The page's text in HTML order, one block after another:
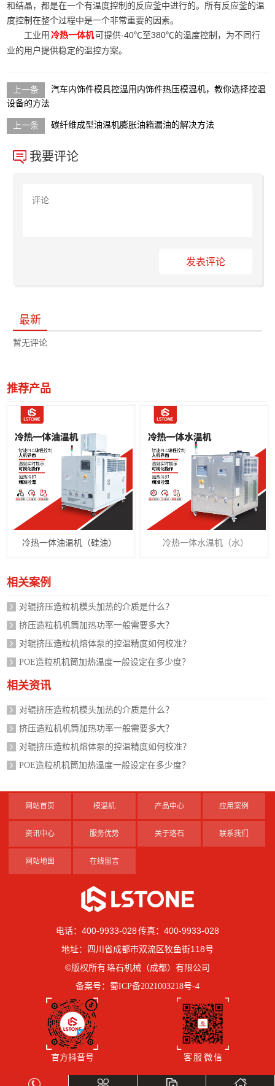
和结晶，都是在一个有温度控制的反应釜中进行的。所有反应釜的温
度控制在整个过程中是一个非常重要的因素。
工业用 冷热一体机可提供-40℃至380℃的温度控制，为不同行
业的用户提供稳定的温控方案。
汽车内饰件模具控温用内饰件热压模温机，教你选择控温
设备的方法
碳纤维成型油温机膨胀油箱漏油的解决方法
我要评论
发表评论
最新
暂无评论
推荐产品
冷热一体油温机（硅油） 冷热一体水温机（水）
相关案例
对辊挤压造粒机模头加热的介质是什么？
挤压造粒机机筒加热功率一般需要多大？
对辊挤压造粒机熔体泵的控温精度如何校准？
POE造粒机机筒加热温度一般设定在多少度？
相关资讯
对辊挤压造粒机模头加热的介质是什么？
挤压造粒机机筒加热功率一般需要多大？
对辊挤压造粒机熔体泵的控温精度如何校准？
POE造粒机机筒加热温度一般设定在多少度？
网站首页 模温机 产品中心 应用案例
资讯中心 服务优势 关于珞石 联系我们
网站地图 在线留言
电话：400-9933-028 传真：400-9933-028
地址：四川省成都市双流区牧鱼街118号
©版权所有 珞石机械（成都）有限公司
备案号： 蜀ICP备2021003218号-4
官方抖音号 客 服 微 信